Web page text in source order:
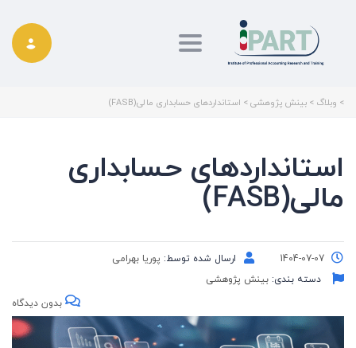
Toggle navigation
> وبلاگ > بینش پژوهشی> استانداردهای حسابداری مالی(FASB)
استانداردهای حسابداری
مالی(FASB)
1404-07-07 ارسال شده توسط: پوریا بهرامی
دسته بندی: بینش پژوهشی
بدون دیدگاه